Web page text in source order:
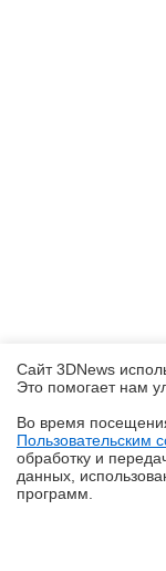
Обзор смартфона
Сайт 3DNews
Это помогает нам
Во время
Пользовательским
обработку и
данных,
программ.